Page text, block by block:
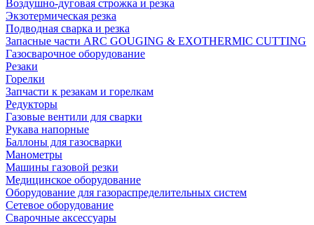
Воздушно-дуговая строжка и резка
Экзотермическая резка
Подводная сварка и резка
Запасные части ARC GOUGING & EXOTHERMIC CUTTING
Газосварочное оборудование
Резаки
Горелки
Запчасти к резакам и горелкам
Редукторы
Газовые вентили для сварки
Рукава напорные
Баллоны для газосварки
Манометры
Машины газовой резки
Медицинское оборудование
Оборудование для газораспределительных систем
Сетевое оборудование
Сварочные аксессуары